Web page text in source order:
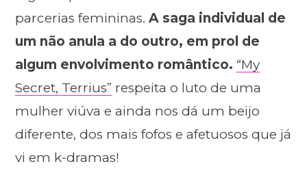
parcerias femininas. A saga individual de
um não anula a do outro, em prol de
algum envolvimento romântico. “My
Secret, Terrius” respeita o luto de uma
mulher viúva e ainda nos dá um beijo
diferente, dos mais fofos e afetuosos que já
vi em k-dramas!